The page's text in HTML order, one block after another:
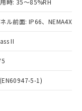
時: 35～85%RH
ル前面: IP66、NEMA4X,
II
5-1)
果を当社の
洩または開
。
作成サー
は、I-Web
る必要が
で当社にご
り、予定
ド
て有害物
な影響を
門へお問
に販売する
の内容を当
当社は、
係者が違
場合は、取
にご確
状況の
機種